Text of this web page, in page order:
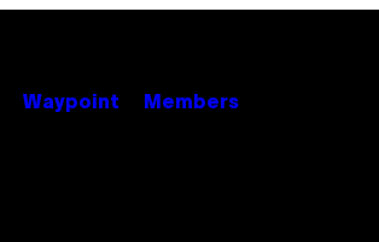
Waypoint Members